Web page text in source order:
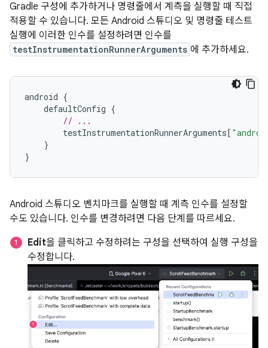
Gradle 구성에 추가하거나 명령줄에서 계측을 실행할 때 직접
적용할 수 있습니다. 모든 Android 스튜디오 및 명령줄 테스트
실행에 이러한 인수를 설정하려면 인수를
testInstrumentationRunnerArguments 에 추가하세요.
android {
defaultConfig {
// ...
testInstrumentationRunnerArguments[
}
}
Android 스튜디오 벤치마크를 실행할 때 계측 인수를 설정할
수도 있습니다. 인수를 변경하려면 다음 단계를 따르세요.
Edit을 클릭하고 수정하려는 구성을 선택하여 실행 구성을
수정합니다.